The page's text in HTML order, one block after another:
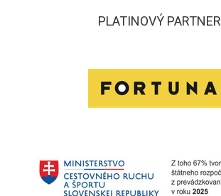
PLATINOVÝ PARTNER